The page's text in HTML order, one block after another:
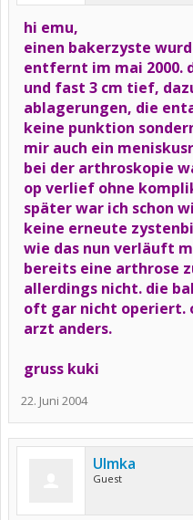
(noch) nicht weh - muß die
Und wie ist das eigendlich
doch dann ein erhöhtes
Ist bei Euch schon wg. o.g.
Vielen Dank für Eure
Emu
hi emu,
einen bakerzyste
entfernt im mai 2000.
und fast 3 cm tief,
ablagerungen, die
keine punktion
mir auch ein
bei der arthroskopie
op verlief ohne
später war ich schon
keine erneute
wie das nun verläuft
bereits eine arthrose
allerdings nicht. die
oft gar nicht operiert.
arzt anders.
gruss kuki
22. Juni 2004
Ulmka
Guest